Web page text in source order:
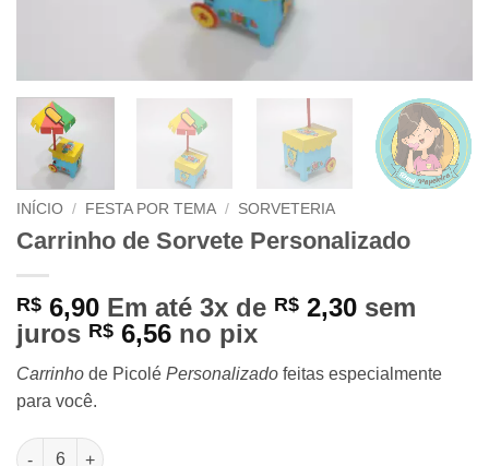
INÍCIO / FESTA POR TEMA / SORVETERIA
Carrinho de Sorvete Personalizado
R$ 6,90 Em até 3x de R$ 2,30 sem
juros R$ 6,56 no pix
Carrinho de Picolé Personalizado feitas especialmente
para você.
Carrinho de Sorvete Personalizado quantidade